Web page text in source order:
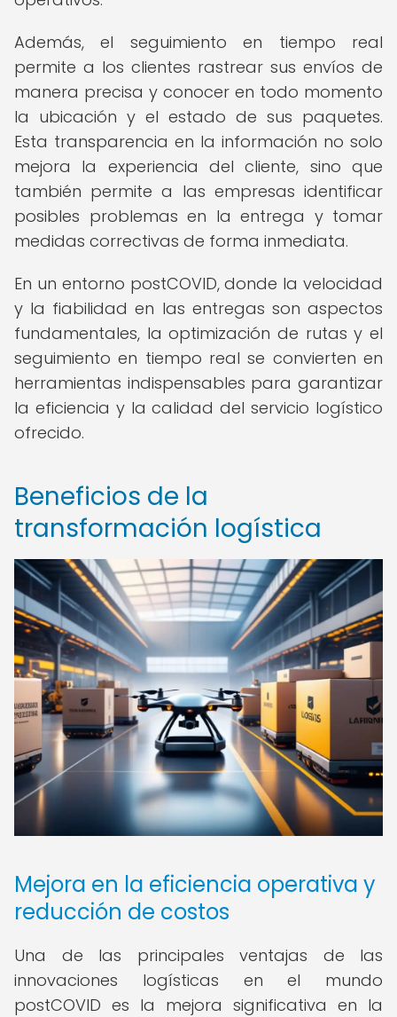
Además, el seguimiento en tiempo real
permite a los clientes rastrear sus envíos de
manera precisa y conocer en todo momento
la ubicación y el estado de sus paquetes.
Esta transparencia en la información no solo
mejora la experiencia del cliente, sino que
también permite a las empresas identificar
posibles problemas en la entrega y tomar
medidas correctivas de forma inmediata.
En un entorno postCOVID, donde la velocidad
y la fiabilidad en las entregas son aspectos
fundamentales, la optimización de rutas y el
seguimiento en tiempo real se convierten en
herramientas indispensables para garantizar
la eficiencia y la calidad del servicio logístico
ofrecido.
Beneficios de la
transformación logística
Mejora en la eficiencia operativa y
reducción de costos
Una de las principales ventajas de las
innovaciones logísticas en el mundo
postCOVID es la mejora significativa en la